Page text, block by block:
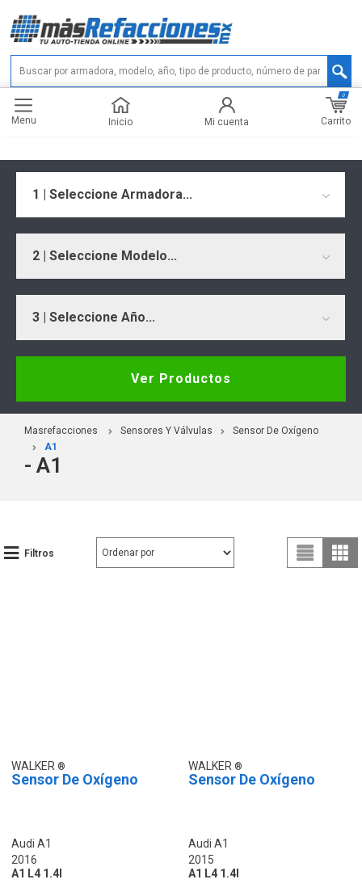
Menu Inicio Mi cuenta Carrito
0
1 | Seleccione Armadora...
2 | Seleccione Modelo...
3 | Seleccione Año...
Ver Productos
Masrefacciones Sensores Y Válvulas
Sensor De Oxígeno
A1
- A1
Filtros
WALKER
Sensor De Oxígeno
Audi A1
2016
A1 L4 1.4l
WALKER
Sensor De Oxígeno
Audi A1
2015
A1 L4 1.4l